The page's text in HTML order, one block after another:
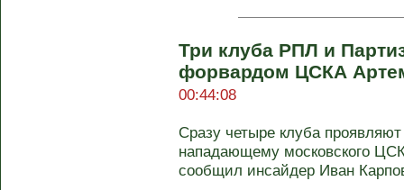
Три клуба РПЛ и
форвардом ЦСКА
00:44:08
Сразу четыре клуба
нападающему московского
сообщил инсайдер Иван